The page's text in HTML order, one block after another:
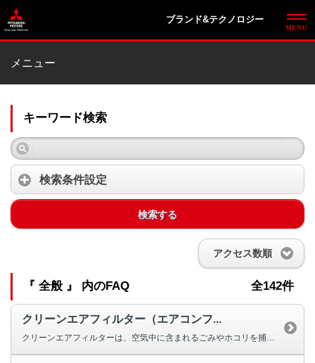
ブランド&テクノロジー
メニュー
キーワード検索
検索条件設定
検索する
アクセス数順
『 全般 』 内のFAQ 全142件
クリーンエアフィルター（エアコンフ...